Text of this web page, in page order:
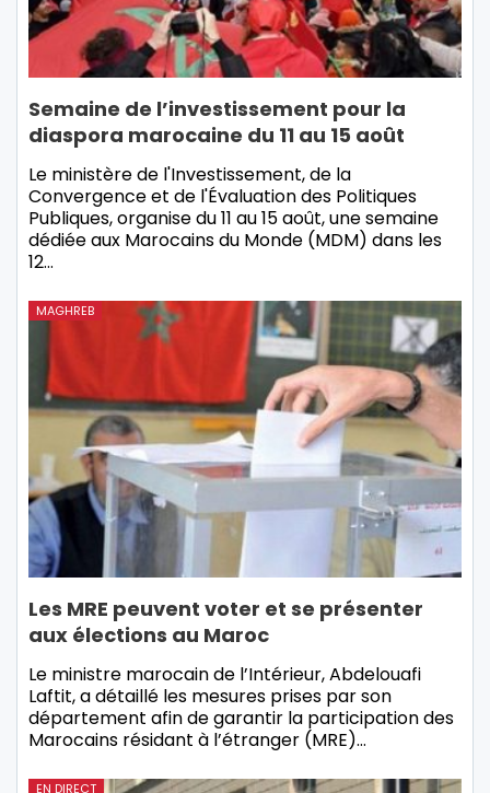
Semaine de l’investissement pour la
diaspora marocaine du 11 au 15 août
Le ministère de l'Investissement, de la
Convergence et de l'Évaluation des Politiques
Publiques, organise du 11 au 15 août, une semaine
dédiée aux Marocains du Monde (MDM) dans les
12…
MAGHREB
Les MRE peuvent voter et se présenter
aux élections au Maroc
Le ministre marocain de l’Intérieur, Abdelouafi
Laftit, a détaillé les mesures prises par son
département afin de garantir la participation des
Marocains résidant à l’étranger (MRE)…
EN DIRECT